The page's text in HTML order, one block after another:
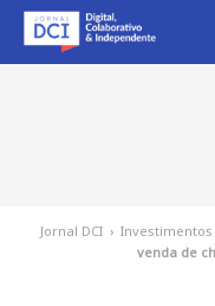
Jornal DCI › Investimentos
venda de